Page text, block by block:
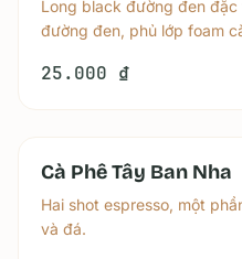
Long black đường đen
đường đen, phủ lớp foam
25.000 ₫
Cà Phê Tây Ban Nha
Hai shot espresso, một
và đá.